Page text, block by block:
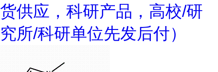
货供应，科研产品，高校/研
究所/科研单位先发后付）